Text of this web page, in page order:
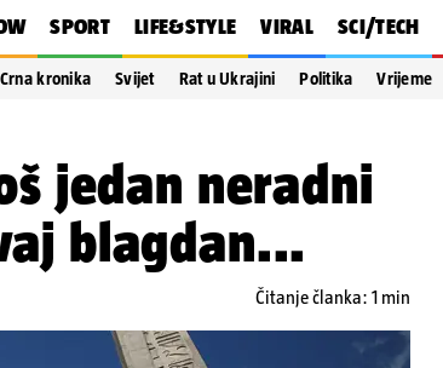
SPORT LIFE&STYLE VIRAL SCI/TECH
Crna kronika Svijet Rat u Ukrajini Politika Vrijeme
jedan neradni
blagdan...
Čitanje članka: 1 min